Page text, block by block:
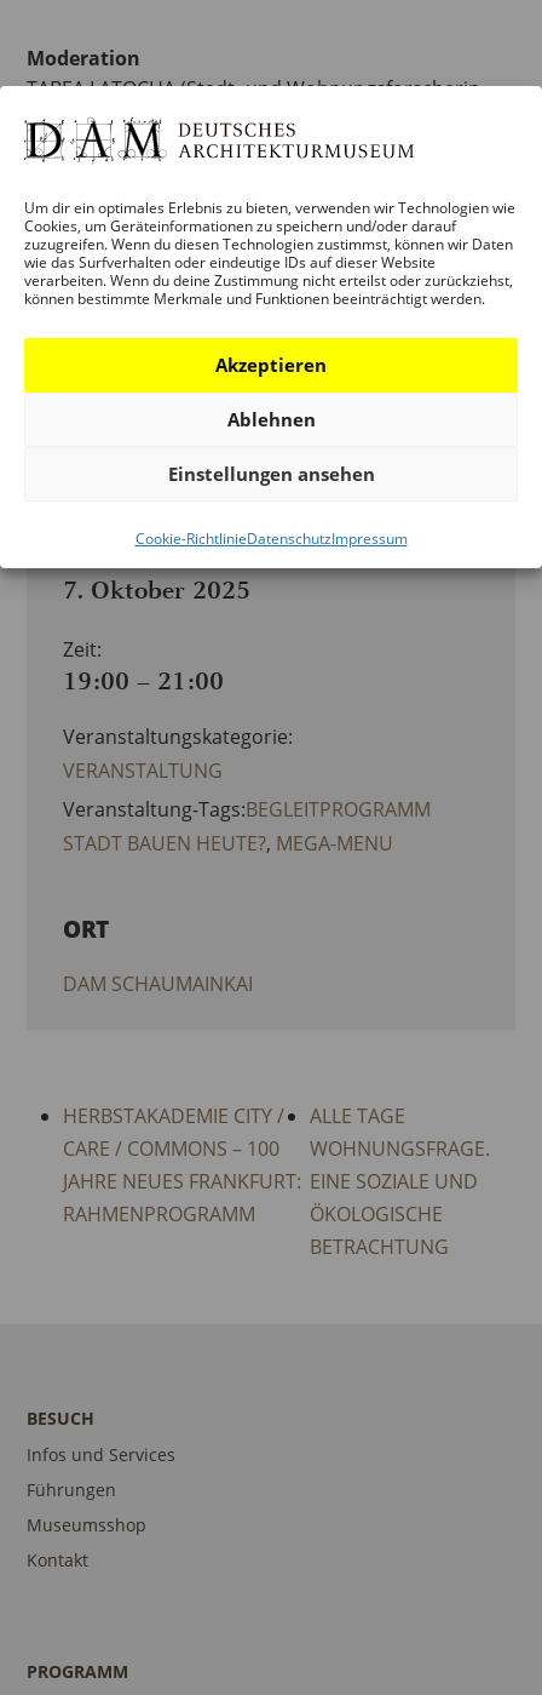
Um dir ein optimales Erlebnis zu bieten, verwenden wir Technologien wie
Cookies, um Geräteinformationen zu speichern und/oder darauf
zuzugreifen. Wenn du diesen Technologien zustimmst, können wir Daten
wie das Surfverhalten oder eindeutige IDs auf dieser Website
verarbeiten. Wenn du deine Zustimmung nicht erteilst oder zurückziehst,
können bestimmte Merkmale und Funktionen beeinträchtigt werden.
Akzeptieren
Ablehnen
Einstellungen ansehen
Cookie-RichtlinieDatenschutzImpressum
Moderation
TABEA LATOCHA (Stadt- und Wohnungsforscherin,
Postdoktorandin am Institut für Europäische
Urbanistik der Bauhaus-Universität Weimar)
Eine Kooperation mit der Nationalen
Stadtentwicklungspolitik (NSP)
Zum Kalender hinzufügen
7. Oktober 2025
Zeit:
19:00 – 21:00
Veranstaltungskategorie:
VERANSTALTUNG
Veranstaltung-Tags:BEGLEITPROGRAMM
STADT BAUEN HEUTE?, MEGA-MENU
ORT
DAM SCHAUMAINKAI
HERBSTAKADEMIE CITY /
CARE / COMMONS – 100
JAHRE NEUES FRANKFURT:
RAHMENPROGRAMM
ALLE TAGE
WOHNUNGSFRAGE.
EINE SOZIALE UND
ÖKOLOGISCHE
BETRACHTUNG
BESUCH
Infos und Services
Führungen
Museumsshop
Kontakt
PROGRAMM